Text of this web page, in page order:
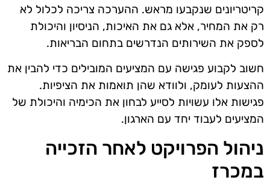
קריטריונים שנקבעו מראש. ההערכה צריכה לכלול לא
רק את המחיר, אלא גם את האיכות, הניסיון והיכולת
לספק את השירותים הנדרשים בתחום הבריאות.
חשוב לקבוע פגישה עם המציעים המובילים כדי להבין את
ההצעות לעומק, ולוודא שהן תואמות את הציפיות.
פגישות אלו עשויות לסייע לבחון את הכימיה והיכולת של
המציעים לעבוד יחד עם הארגון.
ניהול הפרויקט לאחר הזכייה
במכרז